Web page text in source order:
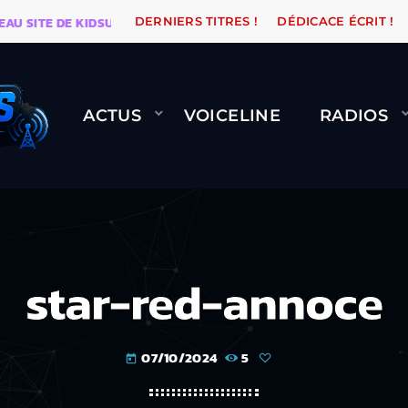
DE KIDSUNE WARÉTRO ORANGE ROAD QUI
DERNIERS TITRES ! DÉDICACE ÉCRIT !
ACTUS VOICELINE RADIOS
star-red-annoce
today 07/10/2024 5